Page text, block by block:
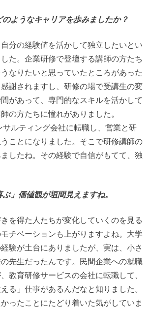
ようなキャリアを歩みましたか？
分の経験値を活かして独立したいとい
た。企業研修で登壇する講師の方たち
なりたいと思っていたところがあった
謝されますし、研修の場で受講生の変
があって、専門的なスキルを活かして
の方たちに憧れがありました。
ルティング会社に転職し、営業と研
ことになりました。そこで研修講師の
したね。その経験で自信がもてて、独
」価値観が垣間見えますね。
を得た人たちが変化していくのを見る
チベーションも上がりますよね。大学
験が土台にありましたが、実は、小さ
先生だったんです。民間企業への就職
教育研修サービスの会社に転職して、
る」仕事があるんだなと知りました。
ったことにたどり着いた気がしていま